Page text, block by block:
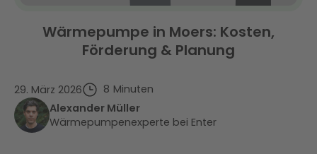
Wärmepumpe in Moers: Kosten,
Förderung & Planung
29. März 2026 8 Minuten
Alexander Müller
Wärmepumpenexperte bei Enter